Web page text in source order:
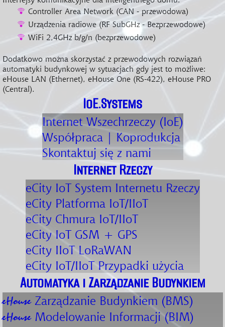
Controller Area Network (CAN - przewodowa)
Urządzenia radiowe (RF SubGHz - Bezprzewodowe)
WiFi 2,4GHz b/g/n (bezprzewodowe)
Dodatkowo można skorzystać z przewodowych rozwiązań
automatyki budynkowej w sytuacjach gdy jest to możliwe:
eHouse LAN (Ethernet), eHouse One (RS-422), eHouse PRO
(Central).
IoE.Systems
Internet Wszechrzeczy (IoE)
Współpraca | Koprodukcja
Skontaktuj się z nami
Internet Rzeczy
eCity IoTSystem Internetu Rzeczy
eCityPlatforma IoT/IIoT
eCityChmura IoT/IIoT
eCity IoTGSM + GPS
eCity IIoTLoRaWAN
eCity IoT/IIoTPrzypadki użycia
Automatyka i Zarządzanie Budynkiem
eHouseZarządzanie Budynkiem (BMS)
eHouseModelowanie Informacji (BIM)